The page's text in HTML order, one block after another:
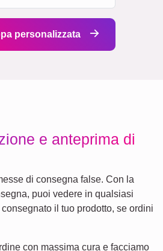
personalizzata
e anteprima di
di consegna false. Con la
puoi vedere in qualsiasi
il tuo prodotto, se ordini
con massima cura e facciamo